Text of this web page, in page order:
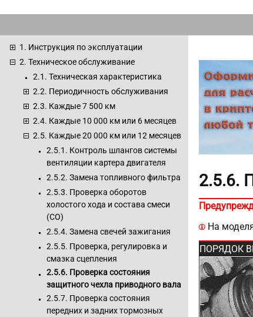
1. Инструкция по эксплуатации
2. Техническое обслуживание
2.1. Техническая характеристика
2.2. Периодичность обслуживания
2.3. Каждые 7 500 км
2.4. Каждые 10 000 км или 6 месяцев
2.5. Каждые 20 000 км или 12 месяцев
2.5.1. Контроль шлангов системы
вентиляции картера двигателя
2.5.2. Замена топливного фильтра
2.5.3. Проверка оборотов
холостого хода и состава смеси
(СО)
2.5.4. Замена свечей зажигания
2.5.5. Проверка, регулировка и
смазка сцепления
2.5.6. Проверка состояния
защитного чехла приводного вала
2.5.7. Проверка состояния
передних и задних тормозных
2.5.6.
На
ПОРЯДОК